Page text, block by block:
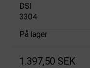
DSI
3304
På lager
1.397,50 SEK